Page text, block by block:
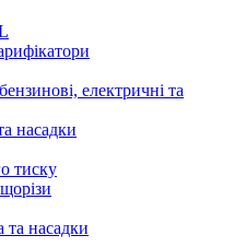
електричні та
насадки
тиску
та насадки